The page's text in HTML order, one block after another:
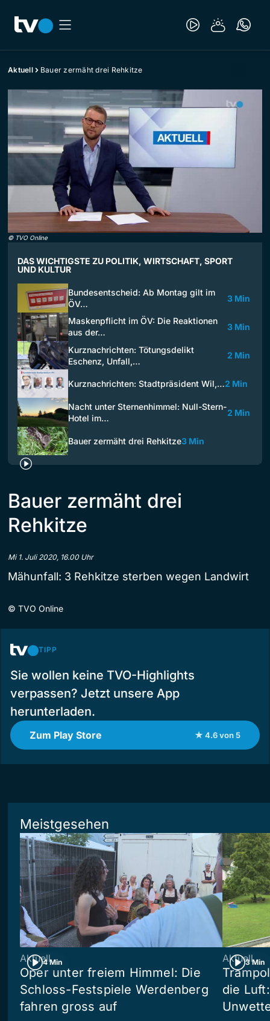
Aktuell Bauer zermäht drei Rehkitze
© TVO Online
DAS WICHTIGSTE ZU POLITIK, WIRTSCHAFT, SPORT
UND KULTUR
Bundesentscheid: Ab Montag gilt im
ÖV…
3 Min
Maskenpflicht im ÖV: Die Reaktionen
aus der…
3 Min
Kurznachrichten: Tötungsdelikt
Eschenz, Unfall,…
2 Min
Kurznachrichten: Stadtpräsident Wil,…2 Min
Nacht unter Sternenhimmel: Null-Stern-
Hotel im…
2 Min
Bauer zermäht drei Rehkitze3 Min
Bauer zermäht drei
Rehkitze
Mi 1. Juli 2020, 16.00 Uhr
Mähunfall: 3 Rehkitze sterben wegen Landwirt
© TVO Online
TIPP
Sie wollen keine TVO-Highlights
verpassen? Jetzt unsere App
herunterladen.
Zum Play Store ★ 4.6 von 5
Meistgesehen
4 Min
Aktuell
Oper unter freiem Himmel: Die
Schloss-Festspiele Werdenberg
fahren gross auf
3 Min
Aktuell
die